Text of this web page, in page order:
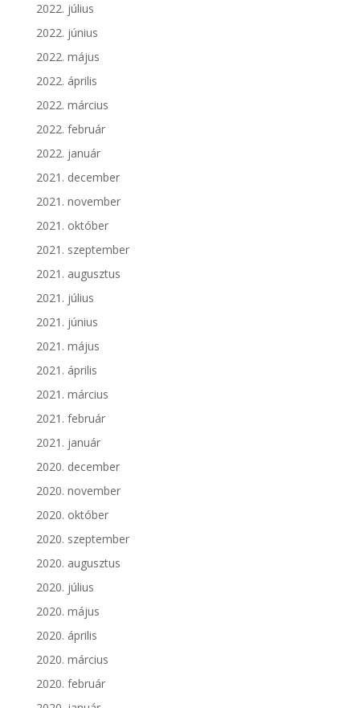
2022. július
2022. június
2022. május
2022. április
2022. március
2022. február
2022. január
2021. december
2021. november
2021. október
2021. szeptember
2021. augusztus
2021. július
2021. június
2021. május
2021. április
2021. március
2021. február
2021. január
2020. december
2020. november
2020. október
2020. szeptember
2020. augusztus
2020. július
2020. május
2020. április
2020. március
2020. február